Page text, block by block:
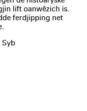
lift oanwêzich is.
ferdjipping net